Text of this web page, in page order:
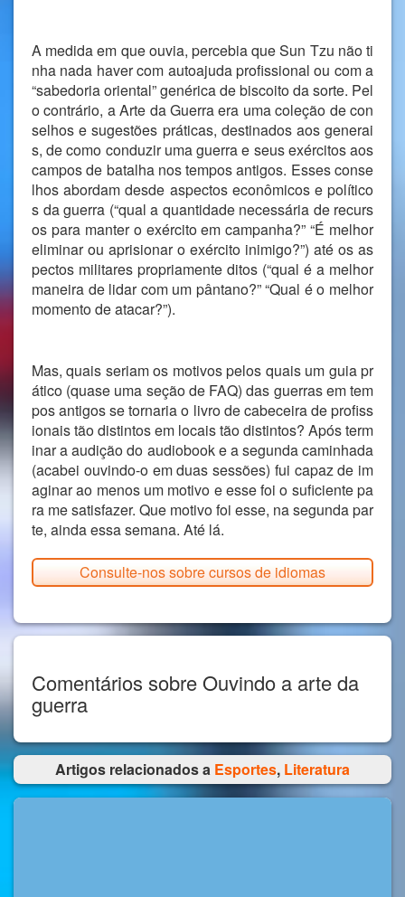
A medida em que ouvia, percebia que Sun Tzu não ti
nha nada haver com autoajuda profissional ou com a
“sabedoria oriental” genérica de biscoito da sorte. Pel
o contrário, a Arte da Guerra era uma coleção de con
selhos e sugestões práticas, destinados aos generai
s, de como conduzir uma guerra e seus exércitos aos
campos de batalha nos tempos antigos. Esses conse
lhos abordam desde aspectos econômicos e político
s da guerra (“qual a quantidade necessária de recurs
os para manter o exército em campanha?” “É melhor
eliminar ou aprisionar o exército inimigo?”) até os as
pectos militares propriamente ditos (“qual é a melhor
maneira de lidar com um pântano?” “Qual é o melhor
momento de atacar?”).
Mas, quais seriam os motivos pelos quais um guia pr
ático (quase uma seção de FAQ) das guerras em tem
pos antigos se tornaria o livro de cabeceira de profiss
ionais tão distintos em locais tão distintos? Após term
inar a audição do audiobook e a segunda caminhada
(acabei ouvindo-o em duas sessões) fui capaz de im
aginar ao menos um motivo e esse foi o suficiente pa
ra me satisfazer. Que motivo foi esse, na segunda par
te, ainda essa semana. Até lá.
Consulte-nos sobre cursos de idiomas
Comentários sobre Ouvindo a arte da
guerra
Artigos relacionados a Esportes, Literatura